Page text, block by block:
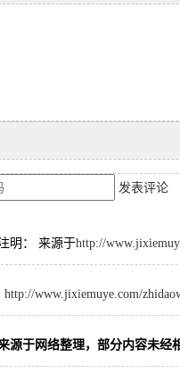
发表评论
明： 来源于http://
http://www.jixiemuye.com/
源于网络整理，部分内容未经